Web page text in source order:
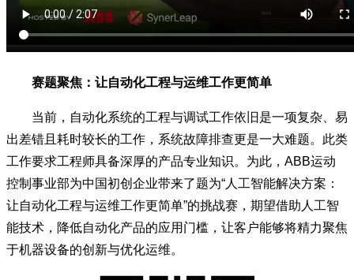
赛题聚焦：让自动化工程与运维工作更简单
当前，自动化系统的工程与调试工作依旧是一项复杂、易
出差错且耗时较长的工作，系统故障排查更是一大难题。此类
工作要求工程师具备深厚的产品专业知识。为此，ABB运动
控制事业部为中国初创企业带来了题为“人工智能解决方案：
让自动化工程与运维工作更简单”的挑战赛，期望借助人工智
能技术，降低自动化产品的应用门槛，让客户能够将精力聚焦
于机器设备的创新与优化运维。